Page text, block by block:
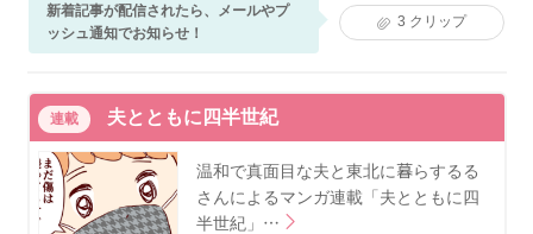
新着記事が配信されたら、メールやプ
ッシュ通知でお知らせ！
3 クリップ
連載 夫とともに四半世紀
温和で真面目な夫と東北に暮らするる
さんによるマンガ連載「夫とともに四
半世紀」…